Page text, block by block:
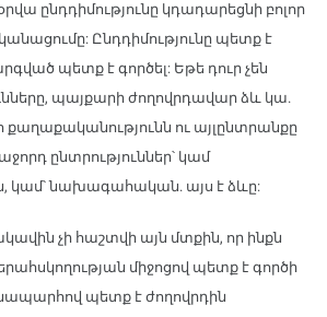
ընդդիմությունը կդադարեցնի բոլոր
Ընդդիմությունը պետք է
պետք է գործել: Եթե դուր չեն
պայքարի ժողովրդավար ձև կա.
քաղաքականությունն ու այլընտրանքը
ընտրություններ՝ կամ
կամ՝ նախագահական. այս է ձևը:
չի հաշտվի այն մտքին, որ ինքն
միջոցով պետք է գործի
պետք է ժողովրդին